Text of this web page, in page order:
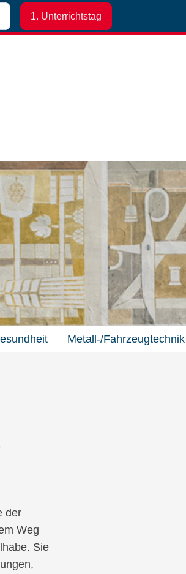
1. Unterrichtstag
Metall-/Fahrzeugtechnik
der
Weg
Sie